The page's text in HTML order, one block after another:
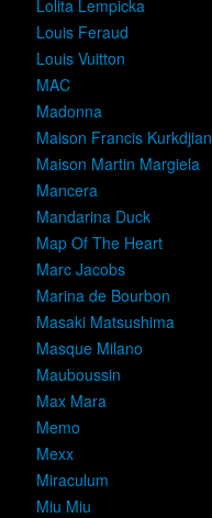
Lolita Lempicka
Louis Feraud
Louis Vuitton
MAC
Madonna
Maison Francis Kurkdjian
Maison Martin Margiela
Mancera
Mandarina Duck
Map Of The Heart
Marc Jacobs
Marina de Bourbon
Masaki Matsushima
Masque Milano
Mauboussin
Max Mara
Memo
Mexx
Miraculum
Miu Miu